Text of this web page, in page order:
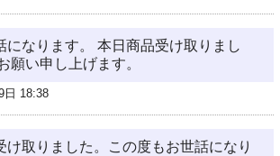
になります。 本日商品受け取りまし
願い申し上げます。
日 18:38
け取りました。この度もお世話になり